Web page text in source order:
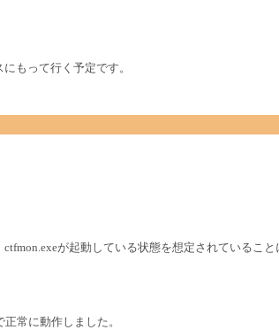
もって行く予定です。
が起動している状態を想定されていること
常に動作しました。